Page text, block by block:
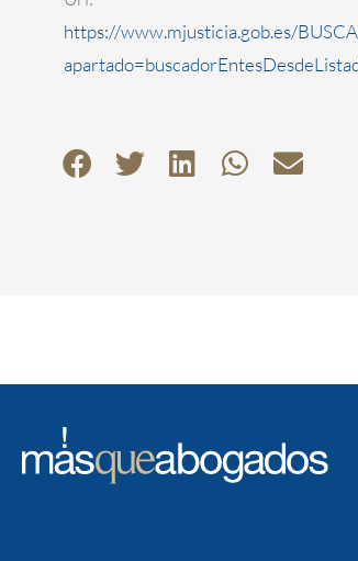
https://www.mjusticia.gob.es/